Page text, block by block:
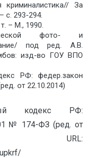
криминалистика// За
с. 293-294.
– М., 1990.
фото- и
под ред. А.В.
изд-во ГОУ ВПО
РФ: федер.закон
от 22.10.2014)
кодекс РФ:
№ 174-ФЗ (ред. от
// URL: